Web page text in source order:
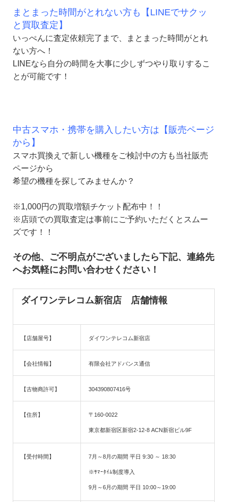
まとまった時間がとれない方も【LINEでサクッ
と買取査定】
いっぺんに査定依頼完了まで、まとまった時間がとれ
ない方へ！
LINEなら自分の時間を大事に少しずつやり取りするこ
とが可能です！
中古スマホ・携帯を購入したい方は【販売ページ
から】
スマホ買換えで新しい機種をご検討中の方も当社販売
ページから
希望の機種を探してみませんか？
※1,000円の買取増額チケット配布中！！
※店頭での買取査定は事前にご予約いただくとスムー
ズです！！
その他、ご不明点がございましたら下記、連絡先
へお気軽にお問い合わせください！
ダイワンテレコム新宿店 店舗情報
【店舗屋号】 ダイワンテレコム新宿店
【会社情報】 有限会社アドバンス通信
【古物商許可】 304390807416号
【住所】 〒160-0022
東京都新宿区新宿2-12-8 ACN新宿ビル9F
【受付時間】 7月～8月の期間 平日 9:30 ～ 18:30
※ｻﾏｰﾀｲﾑ制度導入
9月～6月の期間 平日 10:00～19:00